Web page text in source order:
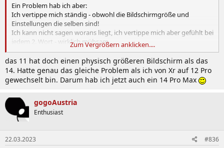
Ein Problem hab ich aber:
Ich vertippe mich ständig - obwohl die Bildschirmgröße und
Einstellungen die selben sind!
Ich kann nicht sagen worans liegt, ich vertippe mich aber gefühlt bei
jedem 2. Wort - wirklich mühsam.
Nach 2 Wochen kann ich auch sagen, dass sich da nix gebessert hat,
obwohl ich viel Tippe.
Hat vielleicht jemand die selbe Erfahrung gemacht?
Zum Vergrößern anklicken....
das 11 hat doch einen physisch größeren Bildschirm als das
14. Hatte genau das gleiche Problem als ich von Xr auf 12 Pro
gewechselt bin. Darum hab ich jetzt auch ein 14 Pro Max
gogoAustria
Enthusiast
22.03.2023 #836